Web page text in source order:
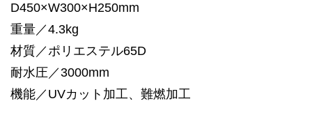
D450×W300×H250mm
重量／4.3kg
材質／ポリエステル65D
耐水圧／3000mm
機能／UVカット加工、難燃加工